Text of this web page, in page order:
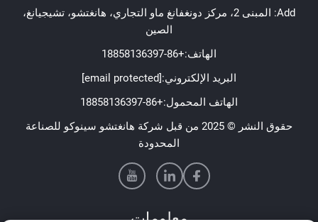
Add: المبنى 2، مركز دونغفانغ ماو التجاري، هانغتشو، تشيجيانغ،
الصين
الهاتف:+86-18858136397
البريد الإلكتروني:[email protected]
الهاتف المحمول:+86-18858136397
حقوق النشر © 2025 من قبل شركة هانغتشو سينوكو للصناعة
المحدودة
معلومات